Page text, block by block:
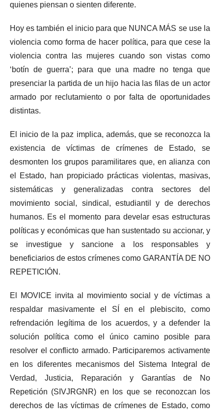
quienes piensan o sienten diferente.
Hoy es también el inicio para que NUNCA MÁS se use la
violencia como forma de hacer política, para que cese la
violencia contra las mujeres cuando son vistas como
‘botín de guerra’; para que una madre no tenga que
presenciar la partida de un hijo hacia las filas de un actor
armado por reclutamiento o por falta de oportunidades
distintas.
El inicio de la paz implica, además, que se reconozca la
existencia de víctimas de crímenes de Estado, se
desmonten los grupos paramilitares que, en alianza con
el Estado, han propiciado prácticas violentas, masivas,
sistemáticas y generalizadas contra sectores del
movimiento social, sindical, estudiantil y de derechos
humanos. Es el momento para develar esas estructuras
políticas y económicas que han sustentado su accionar, y
se investigue y sancione a los responsables y
beneficiarios de estos crímenes como GARANTÍA DE NO
REPETICIÓN.
El MOVICE invita al movimiento social y de víctimas a
respaldar masivamente el SÍ en el plebiscito, como
refrendación legítima de los acuerdos, y a defender la
solución política como el único camino posible para
resolver el conflicto armado. Participaremos activamente
en los diferentes mecanismos del Sistema Integral de
Verdad, Justicia, Reparación y Garantías de No
Repetición (SIVJRGNR) en los que se reconozcan los
derechos de las víctimas de crímenes de Estado, como